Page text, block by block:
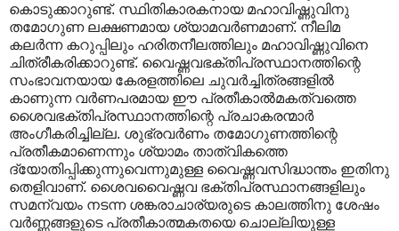
കൊടുക്കാറുണ്ട്. സ്ഥിതികാരകനായ മഹാവിഷ്ണുവിനു
തമോഗുണ ലക്ഷണമായ ശ്യാമവര്‍ണമാണ്. നീലിമ
കലര്‍ന്ന കറുപ്പിലും ഹരിതനീലത്തിലും മഹാവിഷ്ണുവിനെ
ചിത്രീകരിക്കാറുണ്ട്. വൈഷ്ണവഭക്തിപ്രസ്ഥാനത്തിന്റെ
സംഭാവനയായ കേരളത്തിലെ ചുവര്‍ച്ചിത്രങ്ങളില്‍
കാണുന്ന വര്‍ണപരമായ ഈ പ്രതീകാല്‍മകത്വത്തെ
ശൈവഭക്തിപ്രസ്ഥാനത്തിന്റെ പ്രചാകരന്മാര്‍
അംഗീകരിച്ചില്ല. ശുഭ്രവര്‍ണം തമോഗുണത്തിന്റെ
പ്രതീകമാണെന്നും ശ്യാമം താത്വികത്തെ
ദ്യോതിപ്പിക്കുന്നുവെന്നുമുള്ള വൈഷ്ണവസിദ്ധാന്തം ഇതിനു
തെളിവാണ്. ശൈവവൈഷ്ണവ ഭക്തിപ്രസ്ഥാനങ്ങളിലും
സമന്വയം നടന്ന ശങ്കരാചാര്യരുടെ കാലത്തിനു ശേഷം
വര്‍ണ്ണങ്ങളുടെ പ്രതീകാത്മകതയെ ചൊല്ലിയുള്ള